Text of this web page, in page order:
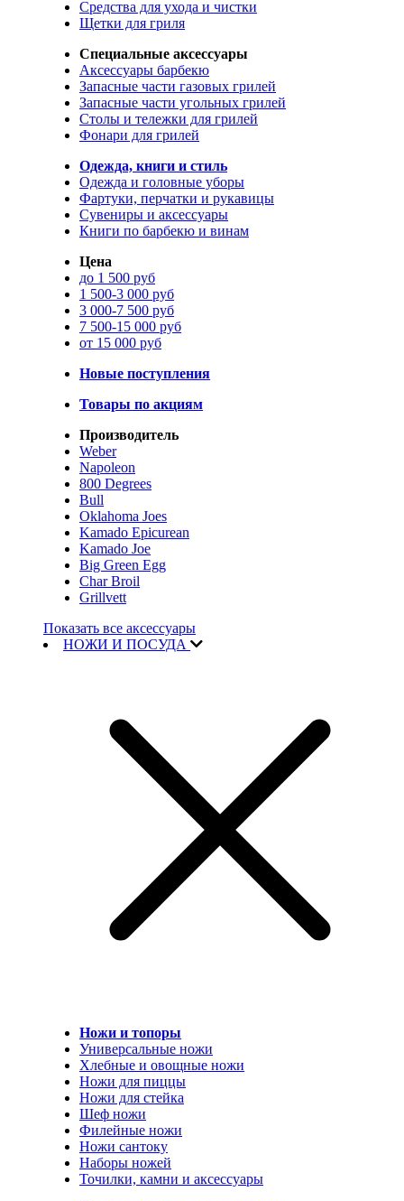
Средства для ухода и чистки
Щетки для гриля
Специальные аксессуары
Аксессуары барбекю
Запасные части газовых грилей
Запасные части угольных грилей
Столы и тележки для грилей
Фонари для грилей
Одежда, книги и стиль
Одежда и головные уборы
Фартуки, перчатки и рукавицы
Сувениры и аксессуары
Книги по барбекю и винам
Цена
до 1 500 руб
1 500-3 000 руб
3 000-7 500 руб
7 500-15 000 руб
от 15 000 руб
Новые поступления
Товары по акциям
Производитель
Weber
Napoleon
800 Degrees
Bull
Oklahoma Joes
Kamado Epicurean
Kamado Joe
Big Green Egg
Char Broil
Grillvett
Показать все аксессуары
НОЖИ И ПОСУДА
Ножи и топоры
Универсальные ножи
Хлебные и овощные ножи
Ножи для пиццы
Ножи для стейка
Шеф ножи
Филейные ножи
Ножи сантоку
Наборы ножей
Точилки, камни и аксессуары